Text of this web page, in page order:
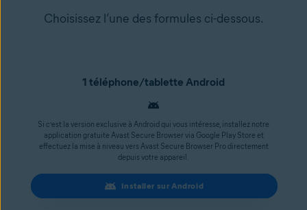
Choisissez l’une des formules ci-dessous.
1 téléphone/tablette Android
Si c’est la version exclusive à Android qui vous intéresse, installez notre
application gratuite Avast Secure Browser via Google Play Store et
effectuez la mise à niveau vers Avast Secure Browser Pro directement
depuis votre appareil.
Installer sur Android